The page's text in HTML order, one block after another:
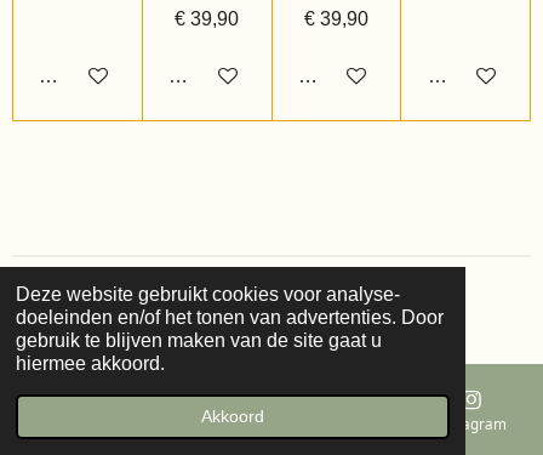
Deze website gebruikt cookies voor analyse-
doeleinden en/of het tonen van advertenties. Door
gebruik te blijven maken van de site gaat u
hiermee akkoord.
Akkoord
Houd mij op de hoogte
€ 39,90
Houd mij op de hoogte
€ 39,90
Bekijk details Bekijk details
© 2022 - 2026 Buzzy Bee Kids
Powered byJouwWeb
Telefoonnummer Instagram